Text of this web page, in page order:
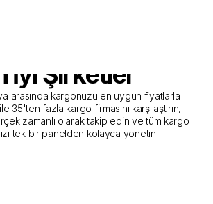
- Yalova Kargo
Hizmeti Sunan
İyi Şirketler
arasında kargonuzu en uygun fiyatlarla
35'ten fazla kargo firmasını karşılaştırın,
zamanlı olarak takip edin ve tüm kargo
tek bir panelden kolayca yönetin.